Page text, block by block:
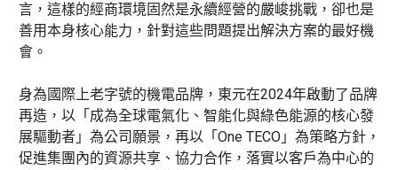
言，這樣的經商環境固然是永續經營的嚴峻挑戰，卻也是
善用本身核心能力，針對這些問題提出解決方案的最好機
會。
身為國際上老字號的機電品牌，東元在2024年啟動了品牌
再造，以「成為全球電氣化、智能化與綠色能源的核心發
展驅動者」為公司願景，再以「One TECO」為策略方針，
促進集團內的資源共享、協力合作，落實以客戶為中心的